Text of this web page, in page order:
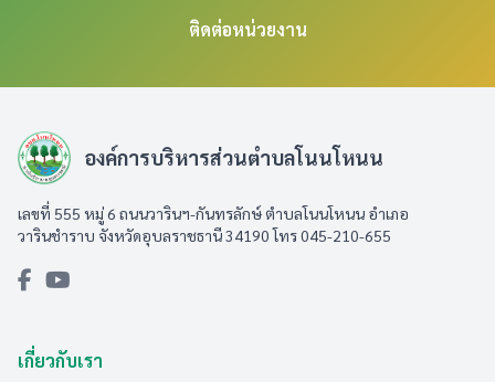
ติดต่อหน่วยงาน
องค์การบริหารส่วนตำบลโนนโหนน
เลขที่ 555 หมู่ 6 ถนนวารินฯ-กันทรลักษ์ ตำบลโนนโหนน อำเภอ
วารินชำราบ จังหวัดอุบลราชธานี 34190 โทร 045-210-655
เกี่ยวกับเรา